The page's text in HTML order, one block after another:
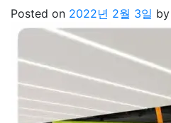
Posted on 2022년 2월 3일 by